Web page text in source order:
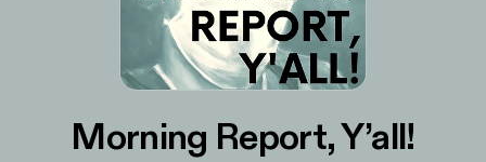
Morning Report, Y’all!